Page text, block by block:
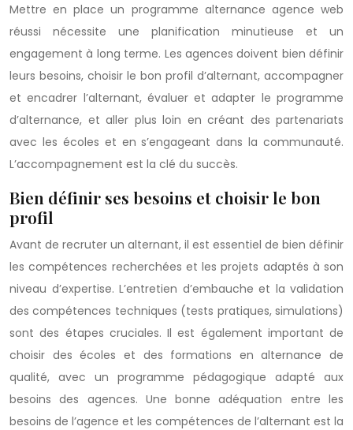
Mettre en place un programme alternance agence web
réussi nécessite une planification minutieuse et un
engagement à long terme. Les agences doivent bien définir
leurs besoins, choisir le bon profil d’alternant, accompagner
et encadrer l’alternant, évaluer et adapter le programme
d’alternance, et aller plus loin en créant des partenariats
avec les écoles et en s’engageant dans la communauté.
L’accompagnement est la clé du succès.
Bien définir ses besoins et choisir le bon
profil
Avant de recruter un alternant, il est essentiel de bien définir
les compétences recherchées et les projets adaptés à son
niveau d’expertise. L’entretien d’embauche et la validation
des compétences techniques (tests pratiques, simulations)
sont des étapes cruciales. Il est également important de
choisir des écoles et des formations en alternance de
qualité, avec un programme pédagogique adapté aux
besoins des agences. Une bonne adéquation entre les
besoins de l’agence et les compétences de l’alternant est la